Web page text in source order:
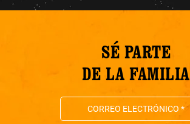
SÉ PARTE
DE LA FAMILIA